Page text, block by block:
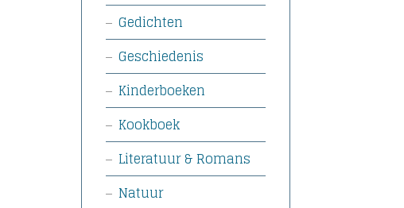
Gedichten
Geschiedenis
Kinderboeken
Kookboek
Literatuur & Romans
Natuur